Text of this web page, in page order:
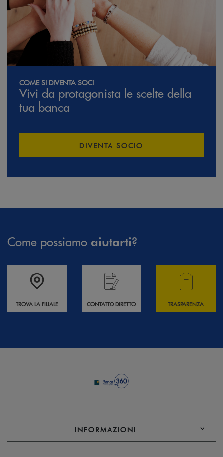
COME SI DIVENTA SOCI
Vivi da protagonista le scelte della
tua banca
DIVENTA SOCIO
Come possiamo aiutarti?
Accedi all' elenco completo delle filiali .
TROVA LA FILIALE
Hai bisogno di informazioni? Contattaci !
CONTATTO DIRETTO
Hai bisogno di
TRASPARENZA
INFORMAZIONI